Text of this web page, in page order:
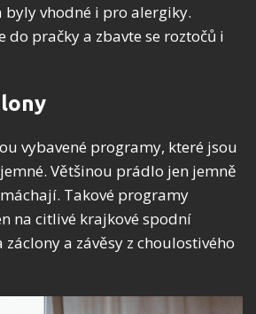
vhodné i pro alergiky.
do pračky a zbavte se roztočů i
vybavené programy, které jsou
Většinou prádlo jen jemně
Takové programy
na citlivé krajkové spodní
a závěsy z choulostivého